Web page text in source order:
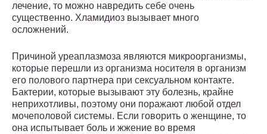
лечение, то можно навредить себе очень
существенно. Хламидиоз вызывает много
осложнений.
Причиной уреаплазмоза являются микроорганизмы,
которые перешли из организма носителя в организм
его полового партнера при сексуальном контакте.
Бактерии, которые вызывают эту болезнь, крайне
неприхотливы, поэтому они поражают любой отдел
мочеполовой системы. Если говорить о женщине, то
она испытывает боль и жжение во время